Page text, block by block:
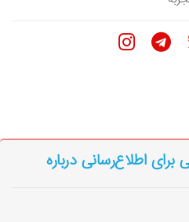
برای اطلاع‌رسانی درباره